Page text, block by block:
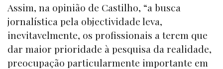
Assim, na opinião de Castilho, “a busca
jornalística pela objectividade leva,
inevitavelmente, os profissionais a terem que
dar maior prioridade à pesquisa da realidade,
preocupação particularmente importante em